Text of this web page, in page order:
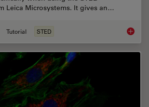
Leica Microsystems. It gives an…
Tutorial STED The